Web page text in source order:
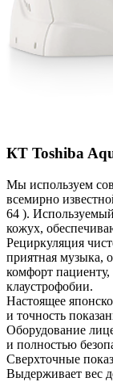
КТ Toshiba
Мы используем
всемирно
64 ).
кожух,
Рециркуляция
приятная музыка,
комфорт
клаустрофобии.
Настоящее
и точность
Оборудование
и полностью
Сверхточные
Выдерживает вес